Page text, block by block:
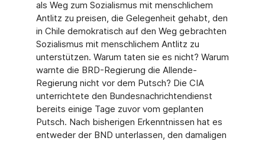
als Weg zum Sozialismus mit menschlichem
Antlitz zu preisen, die Gelegenheit gehabt, den
in Chile demokratisch auf den Weg gebrachten
Sozialismus mit menschlichem Antlitz zu
unterstützen. Warum taten sie es nicht? Warum
warnte die BRD-Regierung die Allende-
Regierung nicht vor dem Putsch? Die CIA
unterrichtete den Bundesnachrichtendienst
bereits einige Tage zuvor vom geplanten
Putsch. Nach bisherigen Erkenntnissen hat es
entweder der BND unterlassen, den damaligen